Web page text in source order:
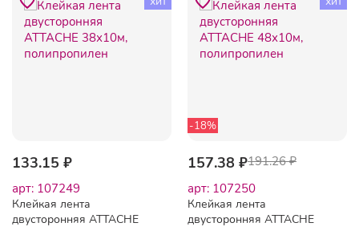
133.15 ₽
арт: 107249
Клейкая лента
двусторонняя ATTACHE
-18%
157.38 ₽191.26 ₽
арт: 107250
Клейкая лента
двусторонняя ATTACHE